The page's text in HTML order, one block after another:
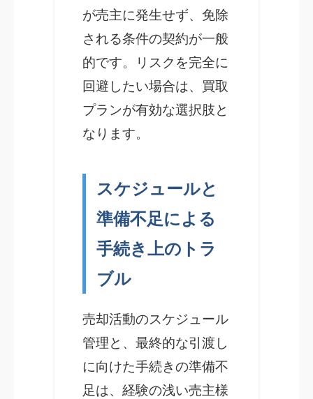
が売主に発生せず、免除
される条件の契約が一般
的です。リスクを完全に
回避したい場合は、買取
プランが有効な選択肢と
なります。
スケジュールと
準備不足による
手続き上のトラ
ブル
売却活動のスケジュール
管理と、最終的な引渡し
に向けた手続きの準備不
足は、経験の浅い売主様